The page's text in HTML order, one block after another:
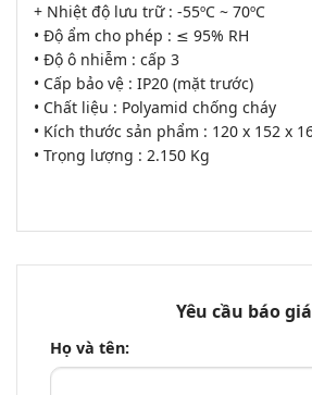
+ Nhiệt độ lưu trữ : -55ºC ~ 70ºC
• Độ ẩm cho phép : ≤ 95% RH
• Độ ô nhiễm : cấp 3
• Cấp bảo vệ : IP20 (mặt trước)
• Chất liệu : Polyamid chống cháy
• Kích thước sản phẩm : 120 x 152 x
• Trọng lượng : 2.150 Kg
Yêu cầu báo giá
Họ và tên: